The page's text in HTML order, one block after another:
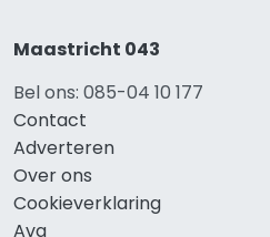
Maastricht 043
Bel ons: 085-04 10 177
Contact
Adverteren
Over ons
Cookieverklaring
Avg